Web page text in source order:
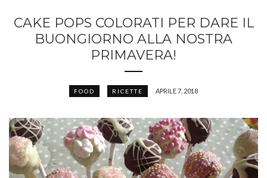
CAKE POPS COLORATI PER DARE IL
BUONGIORNO ALLA NOSTRA
PRIMAVERA!
FOOD RICETTE APRILE 7, 2018